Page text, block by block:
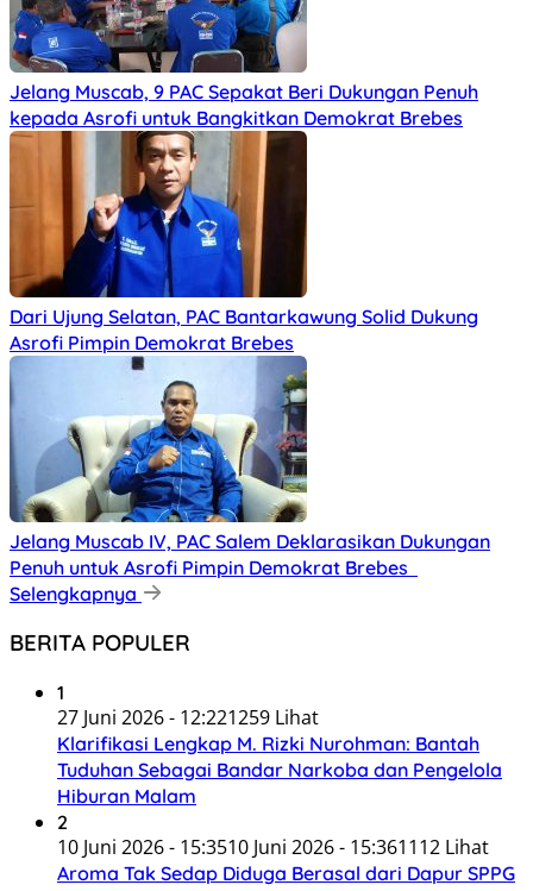
Jelang Muscab, 9 PAC Sepakat Beri Dukungan Penuh
kepada Asrofi untuk Bangkitkan Demokrat Brebes
Dari Ujung Selatan, PAC Bantarkawung Solid Dukung
Asrofi Pimpin Demokrat Brebes
Jelang Muscab IV, PAC Salem Deklarasikan Dukungan
Penuh untuk Asrofi Pimpin Demokrat Brebes
Selengkapnya
BERITA POPULER
1
27 Juni 2026 - 12:221259 Lihat
Klarifikasi Lengkap M. Rizki Nurohman: Bantah
Tuduhan Sebagai Bandar Narkoba dan Pengelola
Hiburan Malam
2
10 Juni 2026 - 15:3510 Juni 2026 - 15:361112 Lihat
Aroma Tak Sedap Diduga Berasal dari Dapur SPPG